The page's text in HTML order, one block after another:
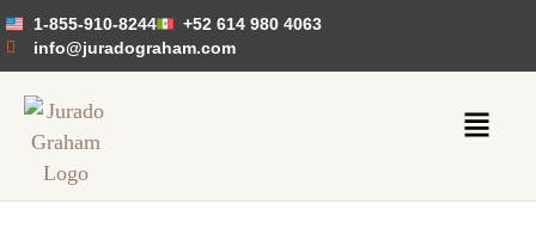
1-855-910-8244
+52 614 980 4063
info@juradograham.com